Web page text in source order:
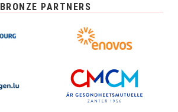
BRONZE PARTNERS